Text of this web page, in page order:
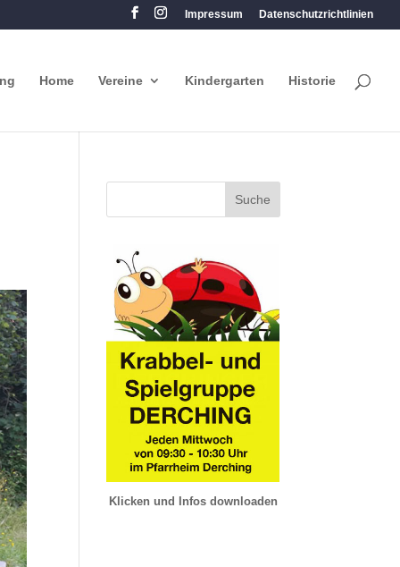
Impressum Datenschutzrichtlinien
Home Vereine Kindergarten Historie
Klicken und Infos downloaden